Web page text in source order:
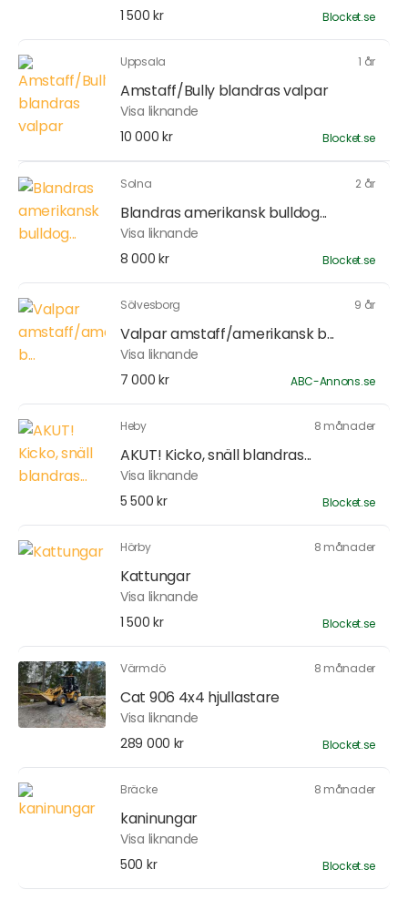
1 500 kr
Blocket.se
Uppsala 1 år
Amstaff/Bully blandras valpar
Visa liknande
10 000 kr
Blocket.se
Solna 2 år
Blandras amerikansk bulldog...
Visa liknande
8 000 kr
Blocket.se
Sölvesborg 9 år
Valpar amstaff/amerikansk b...
Visa liknande
7 000 kr
ABC-Annons.se
Heby 8 månader
AKUT! Kicko, snäll blandras...
Visa liknande
5 500 kr
Blocket.se
Hörby 8 månader
Kattungar
Visa liknande
1 500 kr
Blocket.se
Värmdö 8 månader
Cat 906 4x4 hjullastare
Visa liknande
289 000 kr
Blocket.se
Bräcke 8 månader
kaninungar
Visa liknande
500 kr
Blocket.se